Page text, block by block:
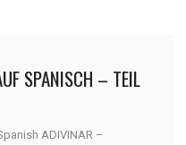
SPANISCH – TEIL
ADIVINAR –